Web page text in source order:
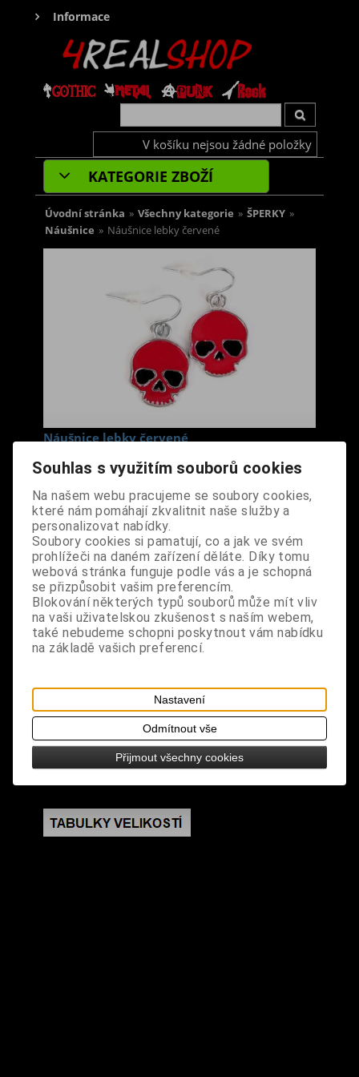
Informace
V košíku nejsou žádné položky
KATEGORIE ZBOŽÍ
Úvodní stránka » Všechny kategorie » ŠPERKY »
Náušnice » Náušnice lebky červené
Náušnice lebky červené
Cena s DPH: 180 Kč
Dodání dny:skladem
ks
Koupit
Tabulky velikostí: zde
Výrobce:import DE
Katalogové číslo: DOMBNAUBPDA7177
Záruka (měsíců):24
Dotaz na výrobek
Tisk
design: náušnice ve tvaru lebky (2 ks)
rozměry: délka včetně afroháčku 3 cm, lebka 1,5 x
Souhlas s využitím souborů cookies
Na našem webu pracujeme se soubory cookies,
které nám pomáhají zkvalitnit naše služby a
personalizovat nabídky.
Soubory cookies si pamatují, co a jak ve svém
prohlížeči na daném zařízení děláte. Díky tomu
webová stránka funguje podle vás a je schopná
se přizpůsobit vašim preferencím.
Blokování některých typů souborů může mít vliv
na vaši uživatelskou zkušenost s naším webem,
také nebudeme schopni poskytnout vám nabídku
na základě vašich preferencí.
Nastavení
Odmítnout vše
Přijmout všechny cookies